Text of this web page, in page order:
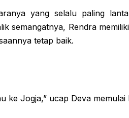
yang selalu paling
semangatnya, Rendra
tetap baik.
ke Jogja,” ucap Deva memulai